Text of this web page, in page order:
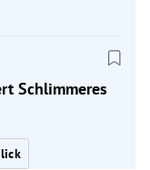
Schlimmeres